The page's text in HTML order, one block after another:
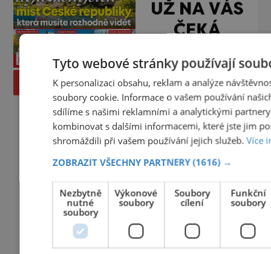
PROLISTOVAT
Tyto webové stránky používají
K personalizaci obsahu, reklam a analýze
soubory cookie. Informace o vašem používání
sdílíme s našimi reklamními a analytickými
kombinovat s dalšími informacemi, které jste jim
shromáždili při vašem používání jejich služeb.Více
ZOBRAZIT VŠECHNY PARTNERY(1616) →
Nezbytně
nutné
soubory
Výkonové
soubory
Soubory
cílení
Funkční
soubory